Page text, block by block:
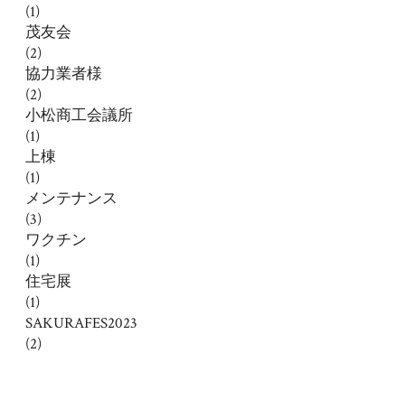
(1)
茂友会
(2)
協力業者様
(2)
小松商工会議所
(1)
上棟
(1)
メンテナンス
(3)
ワクチン
(1)
住宅展
(1)
SAKURAFES2023
(2)